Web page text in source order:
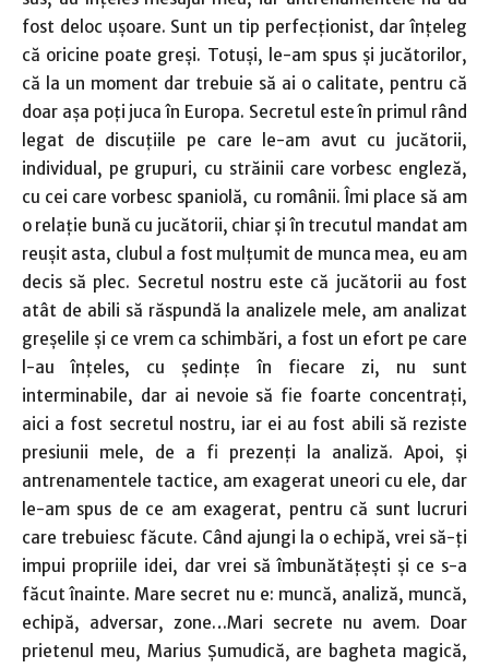
fost deloc uşoare. Sunt un tip perfecţionist, dar înţeleg
că oricine poate greşi. Totuşi, le-am spus şi jucătorilor,
că la un moment dar trebuie să ai o calitate, pentru că
doar aşa poţi juca în Europa. Secretul este în primul rând
legat de discuţiile pe care le-am avut cu jucătorii,
individual, pe grupuri, cu străinii care vorbesc engleză,
cu cei care vorbesc spaniolă, cu românii. Îmi place să am
o relaţie bună cu jucătorii, chiar şi în trecutul mandat am
reuşit asta, clubul a fost mulţumit de munca mea, eu am
decis să plec. Secretul nostru este că jucătorii au fost
atât de abili să răspundă la analizele mele, am analizat
greşelile şi ce vrem ca schimbări, a fost un efort pe care
l-au înţeles, cu şedinţe în fiecare zi, nu sunt
interminabile, dar ai nevoie să fie foarte concentraţi,
aici a fost secretul nostru, iar ei au fost abili să reziste
presiunii mele, de a fi prezenţi la analiză. Apoi, şi
antrenamentele tactice, am exagerat uneori cu ele, dar
le-am spus de ce am exagerat, pentru că sunt lucruri
care trebuiesc făcute. Când ajungi la o echipă, vrei să-ţi
impui propriile idei, dar vrei să îmbunătăţeşti şi ce s-a
făcut înainte. Mare secret nu e: muncă, analiză, muncă,
echipă, adversar, zone…Mari secrete nu avem. Doar
prietenul meu, Marius Şumudică, are bagheta magică,